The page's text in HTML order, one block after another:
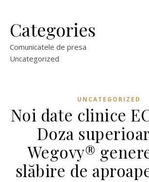
Categories
Comunicatele de presa
Uncategorized
UNCATEGORIZED
Noi date clinice
Doza
Wegovy®
slăbire de